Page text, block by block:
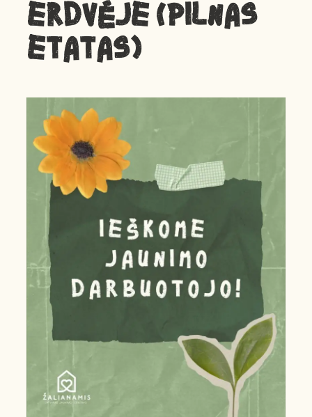
ERDVĖJE (PILNAS
ETATAS)